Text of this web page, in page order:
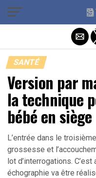
SANTÉ
Version par
la technique
bébé en siège
L’entrée dans le
grossesse et
lot d’interrogations.
échographie va être
Quitter